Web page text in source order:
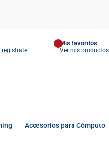
registrate
Mis favoritos
Ver mis productos
Accesorios para Cómputo